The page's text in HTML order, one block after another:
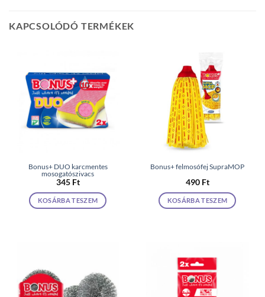
KAPCSOLÓDÓ TERMÉKEK
Bonus+ DUO karcmentes
mosogatószivacs
345 Ft
KOSÁRBA TESZEM
Bonus+ felmosófej SupraMOP
490 Ft
KOSÁRBA TESZEM